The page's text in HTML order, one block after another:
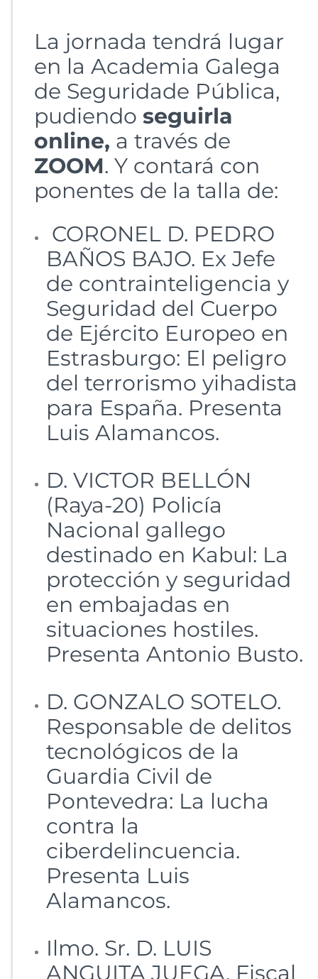
La jornada tendrá lugar
en la Academia Galega
de Seguridade Pública,
pudiendo seguirla
online, a través de
ZOOM. Y contará con
ponentes de la talla de:
CORONEL D. PEDRO
BAÑOS BAJO. Ex Jefe
de contrainteligencia y
Seguridad del Cuerpo
de Ejército Europeo en
Estrasburgo: El peligro
del terrorismo yihadista
para España. Presenta
Luis Alamancos.
D. VICTOR BELLÓN
(Raya-20) Policía
Nacional gallego
destinado en Kabul: La
protección y seguridad
en embajadas en
situaciones hostiles.
Presenta Antonio Busto.
D. GONZALO SOTELO.
Responsable de delitos
tecnológicos de la
Guardia Civil de
Pontevedra: La lucha
contra la
ciberdelincuencia.
Presenta Luis
Alamancos.
Ilmo. Sr. D. LUIS
ANGUITA JUEGA. Fiscal